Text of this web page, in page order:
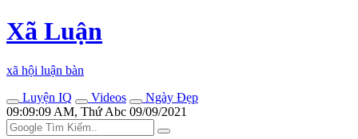
Xã Luận
xã hội luận bàn
Luyện IQ
Videos
Ngày Đẹp
09:09:09 AM, Thứ Abc 09/09/2021